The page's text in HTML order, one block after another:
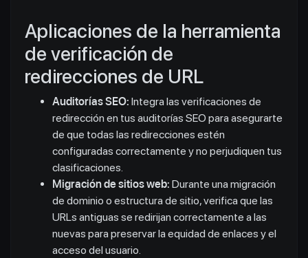
Aplicaciones de la herramienta
de verificación de
redirecciones de URL
Auditorías SEO: Integra las verificaciones de
redirección en tus auditorías SEO para asegurarte
de que todas las redirecciones estén
configuradas correctamente y no perjudiquen tus
clasificaciones.
Migración de sitios web: Durante una migración
de dominio o estructura de sitio, verifica que las
URLs antiguas se redirijan correctamente a las
nuevas para preservar la equidad de enlaces y el
acceso del usuario.